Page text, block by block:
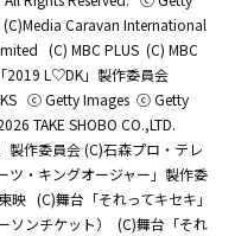
(C)Media Caravan International
(C) MBC PLUS (C) MBC
2019 L♡DK」製作委員会
ⓒ Getty Images ⓒ Getty
TAKE SHOBO CO.,LTD.
製作委員会 (C)石森プロ・テレ
ツ・キングオージャー」製作委
映 (C)舞台「それってキセキ」
ンチケット）
(C)舞台「それ